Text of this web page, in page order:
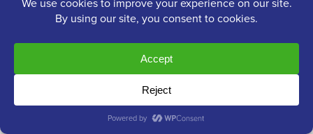
WordPress.com から WordPress.org への移行方法に